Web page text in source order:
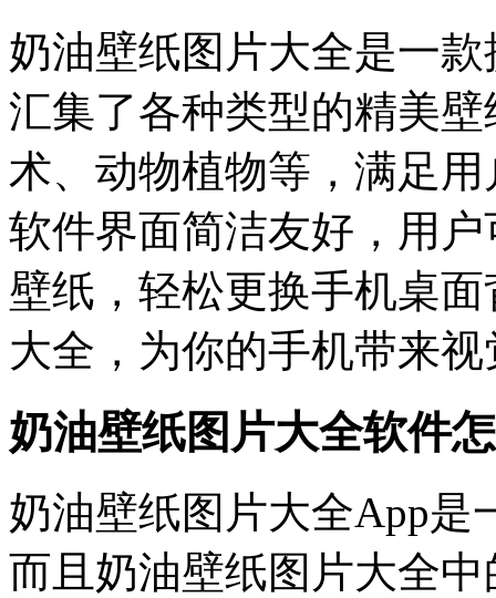
奶油壁纸图片大全是一
汇集了各种类型的精美
术、动物植物等，满足
软件界面简洁友好，用
壁纸，轻松更换手机桌
大全，为你的手机带来
奶油壁纸图片大全软件
奶油壁纸图片大全App是
而且奶油壁纸图片大全